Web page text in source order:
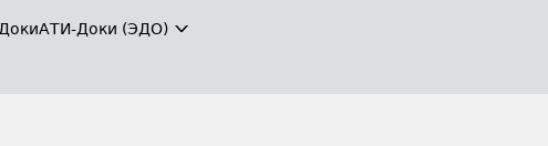
АТИ-Доки (ЭДО)